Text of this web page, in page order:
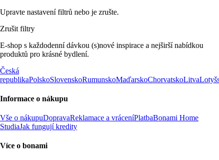
Upravte nastavení filtrů nebo je zrušte.
Zrušit filtry
E-shop s každodenní dávkou (s)nové inspirace a nejširší nabídkou
produktů pro krásné bydlení.
Česká
republikaPolskoSlovenskoRumunskoMaďarskoChorvatskoLitva
Informace o nákupu
Vše o nákupuDopravaReklamace a vráceníPlatbaBonami Home
StudiaJak fungují kredity
Více o bonami